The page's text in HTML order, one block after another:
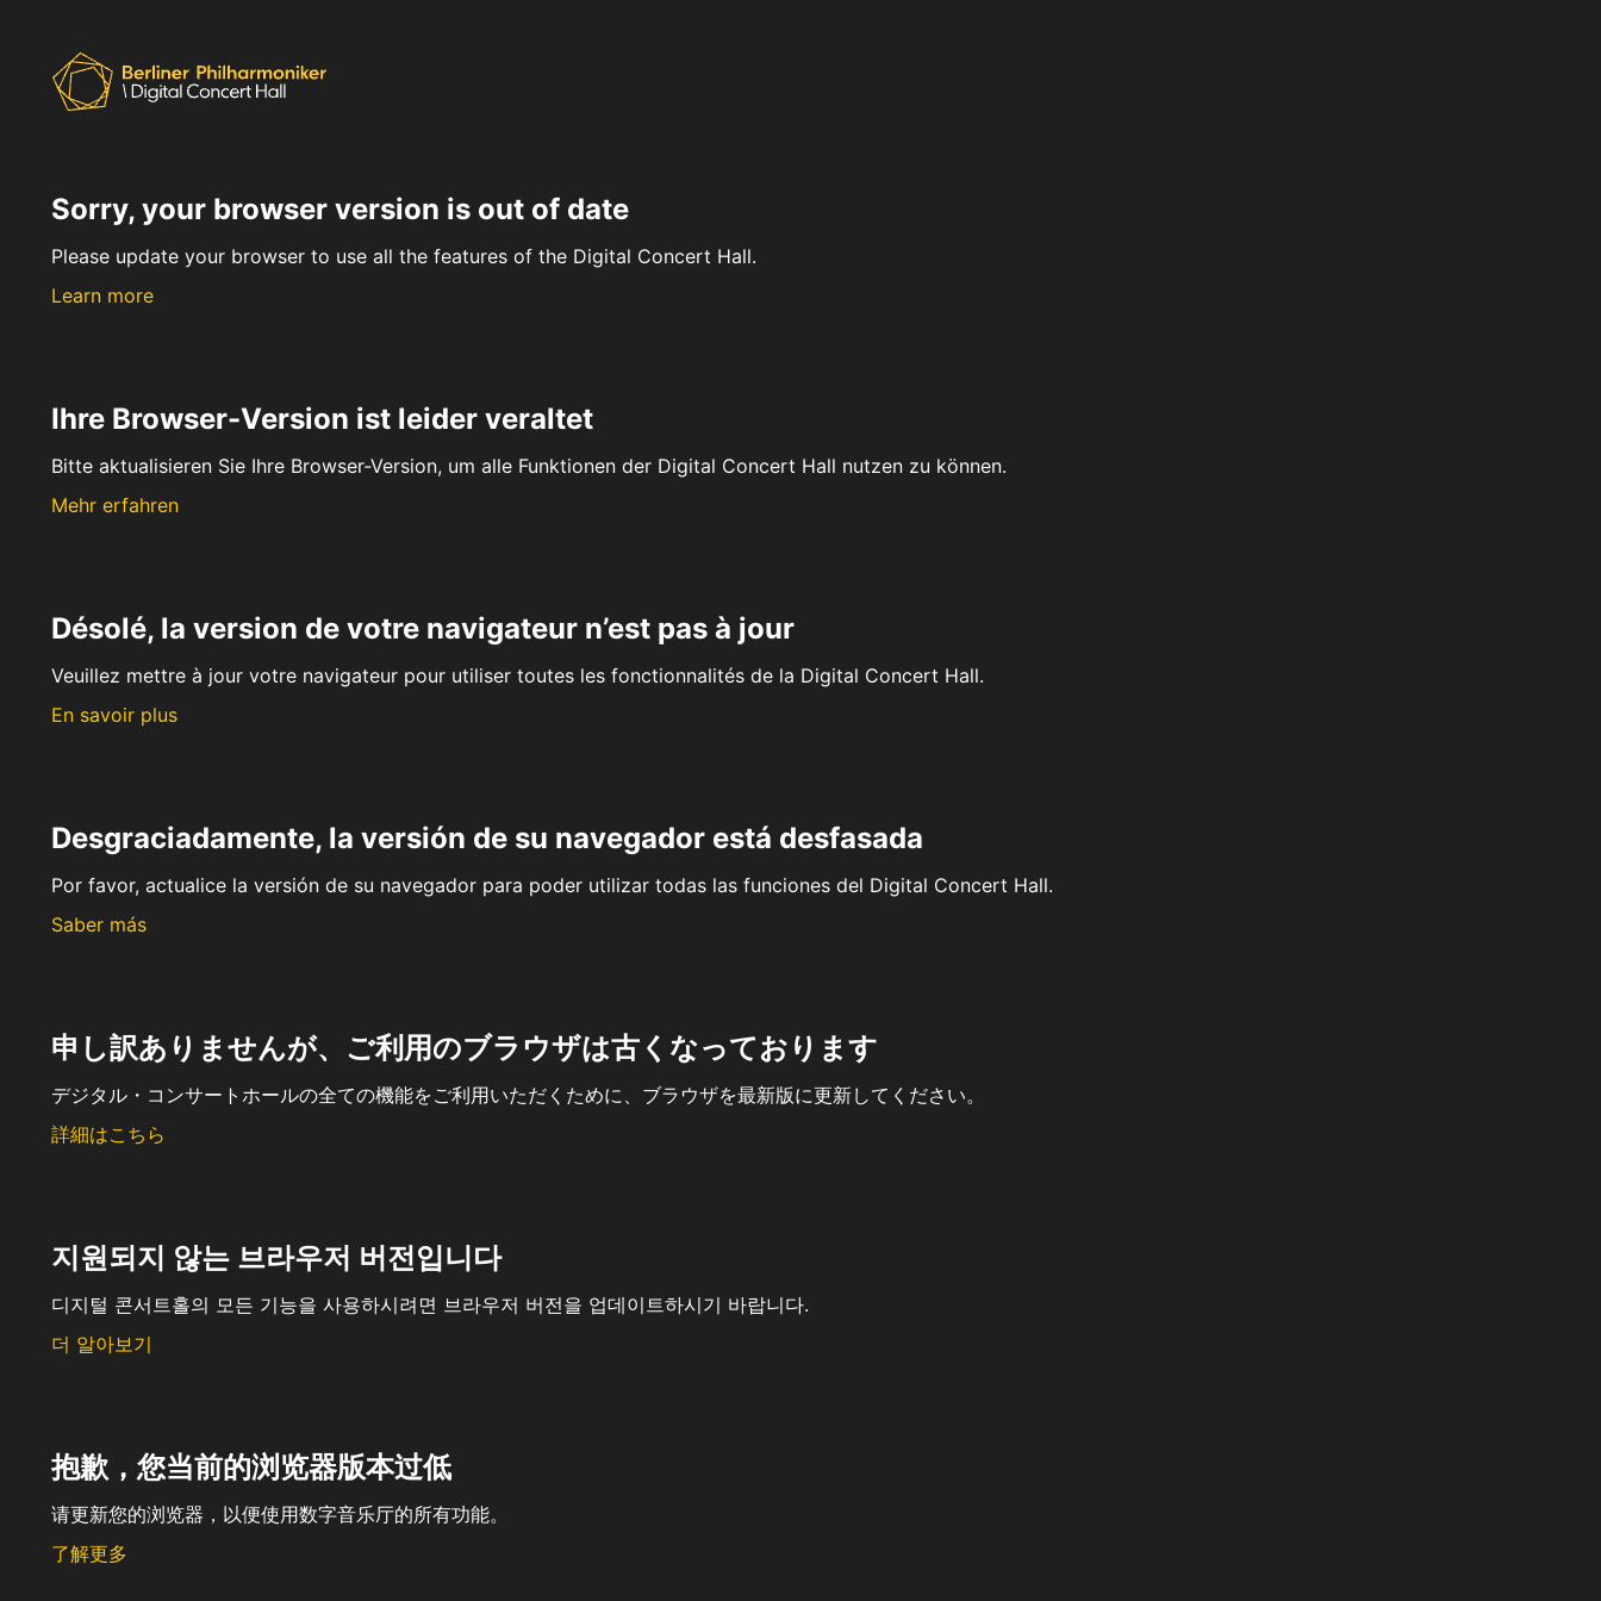
Sorry, your browser version is out of date
Please update your browser to use all the features of the Digital Concert Hall.
Learn more
Ihre Browser-Version ist leider veraltet
Bitte aktualisieren Sie Ihre Browser-Version, um alle Funktionen der Digital Concert Hall nutzen zu können.
Mehr erfahren
Désolé, la version de votre navigateur n’est pas à jour
Veuillez mettre à jour votre navigateur pour utiliser toutes les fonctionnalités de la Digital Concert Hall.
En savoir plus
Desgraciadamente, la versión de su navegador está desfasada
Por favor, actualice la versión de su navegador para poder utilizar todas las funciones del Digital Concert Hall.
Saber más
申し訳ありませんが、ご利用のブラウザは古くなっております
デジタル・コンサートホールの全ての機能をご利用いただくために、ブラウザを最新版に更新してください。
詳細はこちら
지원되지 않는 브라우저 버전입니다
디지털 콘서트홀의 모든 기능을 사용하시려면 브라우저 버전을 업데이트하시기 바랍니다.
더 알아보기
抱歉，您当前的浏览器版本过低
请更新您的浏览器，以便使用数字音乐厅的所有功能。
了解更多